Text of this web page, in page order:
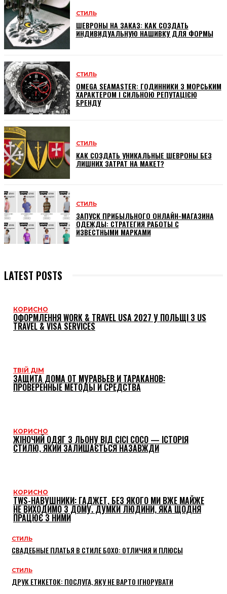
СТИЛЬ
ШЕВРОНЫ НА ЗАКАЗ: КАК СОЗДАТЬ
ИНДИВИДУАЛЬНУЮ НАШИВКУ ДЛЯ ФОРМЫ
СТИЛЬ
OMEGA SEAMASTER: ГОДИННИКИ З МОРСЬКИМ
ХАРАКТЕРОМ І СИЛЬНОЮ РЕПУТАЦІЄЮ
БРЕНДУ
СТИЛЬ
КАК СОЗДАТЬ УНИКАЛЬНЫЕ ШЕВРОНЫ БЕЗ
ЛИШНИХ ЗАТРАТ НА МАКЕТ?
СТИЛЬ
ЗАПУСК ПРИБЫЛЬНОГО ОНЛАЙН-МАГАЗИНА
ОДЕЖДЫ: СТРАТЕГИЯ РАБОТЫ С
ИЗВЕСТНЫМИ МАРКАМИ
LATEST POSTS
КОРИСНО
ОФОРМЛЕННЯ WORK & TRAVEL USA 2027 У ПОЛЬЩІ З US
TRAVEL & VISA SERVICES
ТВІЙ ДІМ
ЗАЩИТА ДОМА ОТ МУРАВЬЕВ И ТАРАКАНОВ:
ПРОВЕРЕННЫЕ МЕТОДЫ И СРЕДСТВА
КОРИСНО
ЖІНОЧИЙ ОДЯГ З ЛЬОНУ ВІД CICI COCO — ІСТОРІЯ
СТИЛЮ, ЯКИЙ ЗАЛИШАЄТЬСЯ НАЗАВЖДИ
КОРИСНО
TWS-НАВУШНИКИ: ГАДЖЕТ, БЕЗ ЯКОГО МИ ВЖЕ МАЙЖЕ
НЕ ВИХОДИМО З ДОМУ. ДУМКИ ЛЮДИНИ, ЯКА ЩОДНЯ
ПРАЦЮЄ З НИМИ
СТИЛЬ
СВАДЕБНЫЕ ПЛАТЬЯ В СТИЛЕ БОХО: ОТЛИЧИЯ И ПЛЮСЫ
СТИЛЬ
ДРУК ЕТИКЕТОК: ПОСЛУГА, ЯКУ НЕ ВАРТО ІГНОРУВАТИ